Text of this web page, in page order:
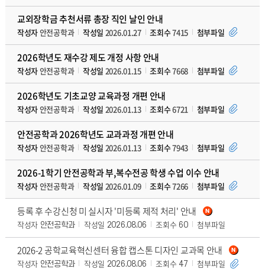
교외장학금 추천서류 총장 직인 날인 안내
작성자안전공학과 작성일 2026.01.27 조회수7415 첨부파일
2026학년도 재수강 제도 개정 사항 안내
작성자안전공학과 작성일 2026.01.15 조회수7668 첨부파일
2026학년도 기초교양 교육과정 개편 안내
작성자안전공학과 작성일 2026.01.13 조회수6721 첨부파일
안전공학과 2026학년도 교과과정 개편 안내
작성자안전공학과 작성일 2026.01.13 조회수7943 첨부파일
2026-1학기 안전공학과 부,복수전공 학생 수업 이수 안내
작성자안전공학과 작성일 2026.01.09 조회수7266 첨부파일
등록 후 수강신청 미 실시자 '미등록 제적 처리' 안내
작성자 안전공학과 작성일 2026.08.06 조회수 60 첨부파일
2026-2 공학교육혁신센터 융합 캡스톤 디자인 교과목 안내
작성자 안전공학과 작성일 2026.08.06 조회수 47 첨부파일